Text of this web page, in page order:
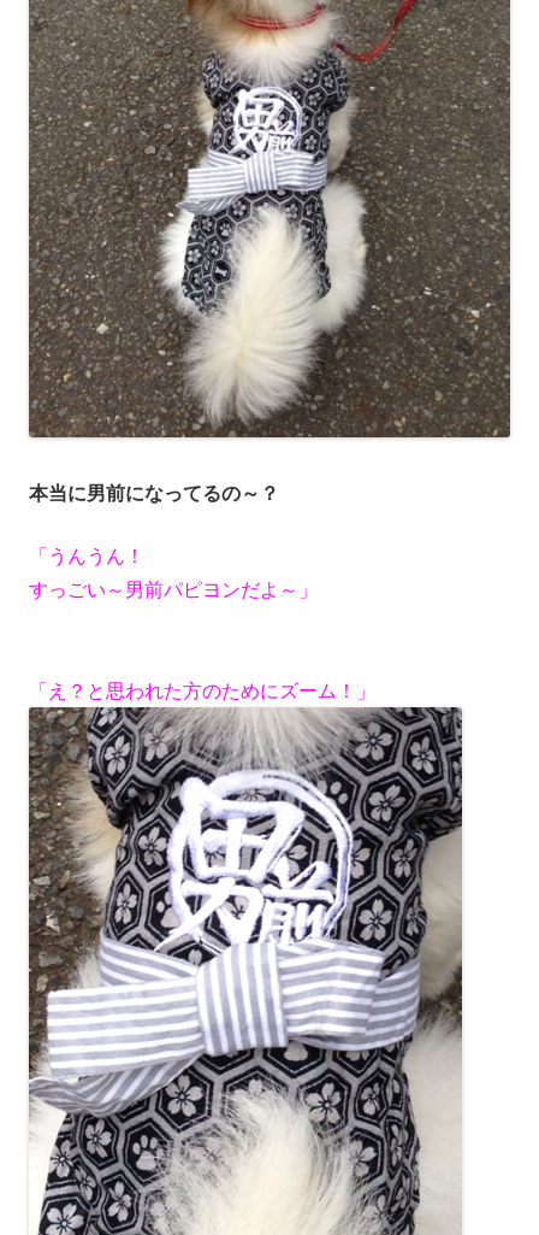
本当に男前になってるの～？
「うんうん！
すっごい～男前パピヨンだよ～」
「え？と思われた方のためにズーム！」